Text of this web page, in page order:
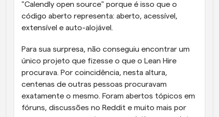
"Calendly open source" porque é isso que o
código aberto representa: aberto, acessível,
extensível e auto-alojável.
Para sua surpresa, não conseguiu encontrar um
único projeto que fizesse o que o Lean Hire
procurava. Por coincidência, nesta altura,
centenas de outras pessoas procuravam
exatamente o mesmo. Foram abertos tópicos em
fóruns, discussões no Reddit e muito mais por